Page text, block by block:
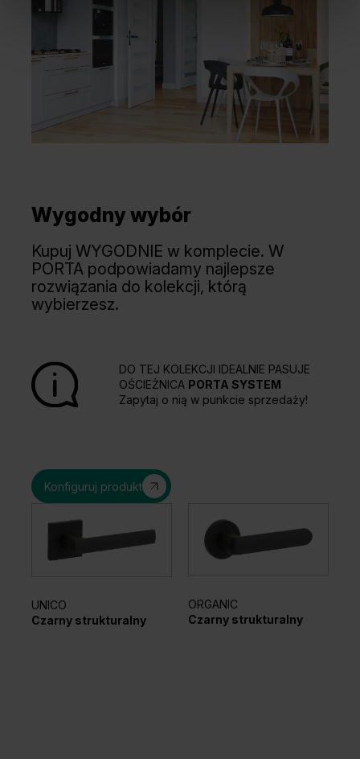
Dąb Angielski Hamilton
Wygodny wybór
Kupuj WYGODNIE w komplecie. W
PORTA podpowiadamy najlepsze
rozwiązania do kolekcji, którą
wybierzesz.
DO TEJ KOLEKCJI IDEALNIE PASUJE
OŚCIEŻNICA PORTA SYSTEM
Zapytaj o nią w punkcie sprzedaży!
Konfiguruj produkt
UNICO
Czarny strukturalny
ORGANIC
Czarny strukturalny